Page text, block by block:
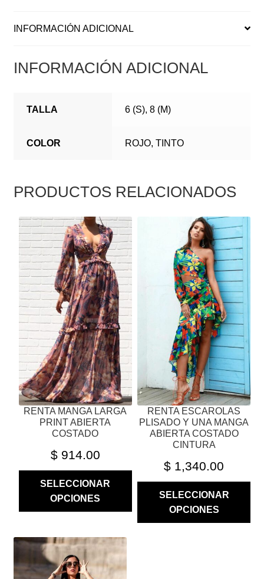
INFORMACIÓN ADICIONAL
INFORMACIÓN ADICIONAL
TALLA 6 (S), 8 (M)
COLOR ROJO, TINTO
PRODUCTOS RELACIONADOS
RENTA MANGA LARGA
PRINT ABIERTA
COSTADO
$914.00
SELECCIONAR
OPCIONES
ESTE
PRODUCTO
TIENE
MÚLTIPLES
VARIANTES.
LAS
OPCIONES
PUEDEN
ELEGIR
EN
LA
PÁGINA
DE
PRODUCTO
RENTA ESCAROLAS
PLISADO Y UNA MANGA
ABIERTA COSTADO
CINTURA
$ 1,340.00
SELECCIONAR
OPCIONES
PRODUCTO
MÚLTIPLES
VARIANTES.
OPCIONES
PUEDEN
ELEGIR
LA
PÁGINA
DE
PRODUCTO
ESTE
PRODUCTO
TIENE